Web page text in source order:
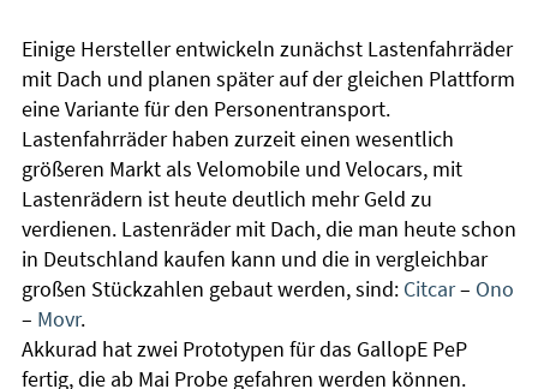
Einige Hersteller entwickeln zunächst Lastenfahrräder
mit Dach und planen später auf der gleichen Plattform
eine Variante für den Personentransport.
Lastenfahrräder haben zurzeit einen wesentlich
größeren Markt als Velomobile und Velocars, mit
Lastenrädern ist heute deutlich mehr Geld zu
verdienen. Lastenräder mit Dach, die man heute schon
in Deutschland kaufen kann und die in vergleichbar
großen Stückzahlen gebaut werden, sind: Citcar– Ono
– Movr.
Akkurad hat zwei Prototypen für das GallopE PeP
fertig, die ab Mai Probe gefahren werden können.